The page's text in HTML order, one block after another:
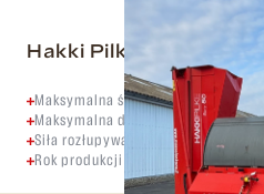
Hakki Pilke 50 easy
Maksymalna średnica kłody 47 cm,
Maksymalna długość polana 60 cm,
Siła rozłupywania 30 ton
Rok produkcji 2011